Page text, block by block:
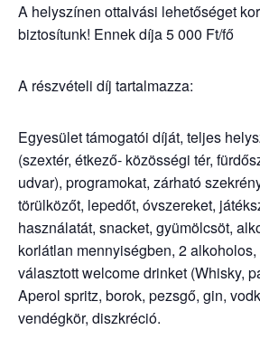
A helyszínen ottalvási lehetőséget
biztosítunk! Ennek díja 5 000 Ft/fő
A részvételi díj tartalmazza:
Egyesület támogatói díját, teljes
(szextér, étkező- közösségi tér,
udvar), programokat, zárható
törülközőt, lepedőt, óvszereket,
használatát, snacket, gyümölcsöt,
korlátlan mennyiségben, 2
választott welcome drinket (Whisky,
Aperol spritz, borok, pezsgő, gin,
vendégkör, diszkréció.